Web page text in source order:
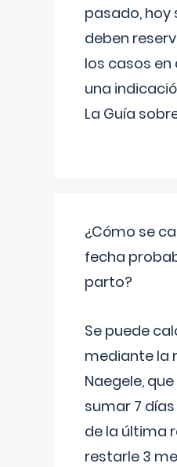
pasado, hoy
deben
los casos en
una
La Guía
¿Cómo se
fecha
parto?
Se puede
mediante la
Naegele,
sumar 7
de la última
restarle 3